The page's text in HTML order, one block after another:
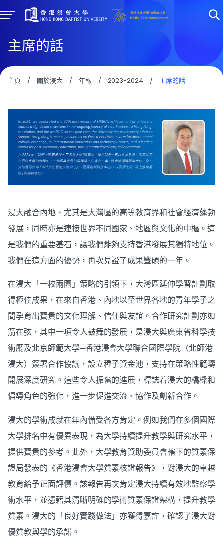
主席的話
主頁 / 關於浸大 / 年報 / 2023-2024 / 主席的話
浸大融合內地、尤其是大灣區的高等教育界和社會經濟蓬勃
發展，同時亦是連接世界不同國家、地區與文化的中樞。這
是我們的重要基石，讓我們能夠支持香港發展其獨特地位。
我們在這方面的優勢，再次見證了成果豐碩的一年。
在浸大「一校兩園」策略的引領下，大灣區延伸學習計劃取
得極佳成果，在來自香港、內地以至世界各地的青年學子之
間孕育出寶貴的文化理解、信任與友誼。合作研究計劃亦如
箭在弦，其中一項令人鼓舞的發展，是浸大與廣東省科學技
術廳及北京師範大學─香港浸會大學聯合國際學院（北師港
浸大）簽署合作協議，設立種子資金池，支持在策略性範疇
開展深度研究。這些令人振奮的進展，標誌着浸大的橋樑和
倡導角色的強化，進一步促進交流、協作及創新合作。
浸大的學術成就在年內備受各方肯定。例如我們在多個國際
大學排名中有優異表現，為大學持續提升教學與研究水平，
提供寶貴的參考。此外，大學教育資助委員會轄下的質素保
證局發表的《香港浸會大學質素核證報告》，對浸大的卓越
教育給予正面評價。該報告再次肯定浸大持續有效地監察學
術水平，並憑藉其清晰明確的學術質素保證架構，提升教學
質素。浸大的「良好實踐做法」亦獲得嘉許，確認了浸大對
優質教與學的承諾。